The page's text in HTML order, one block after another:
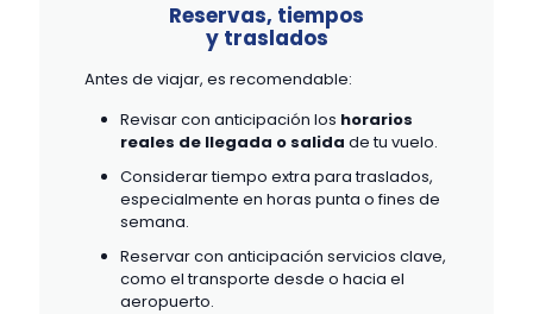
Reservas, tiempos
y traslados
Antes de viajar, es recomendable:
Revisar con anticipación los horarios
reales de llegada o salida de tu vuelo.
Considerar tiempo extra para traslados,
especialmente en horas punta o fines de
semana.
Reservar con anticipación servicios clave,
como el transporte desde o hacia el
aeropuerto.